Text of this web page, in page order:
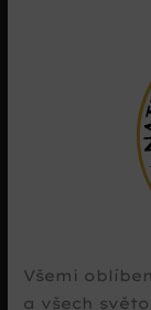
Všemi
a všech